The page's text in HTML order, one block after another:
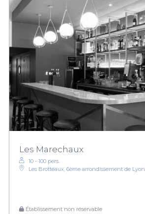
Les Marechaux
10 - 100 pers.
Les Brotteaux, 6ème arrondissement de Lyon
Établissement non réservable